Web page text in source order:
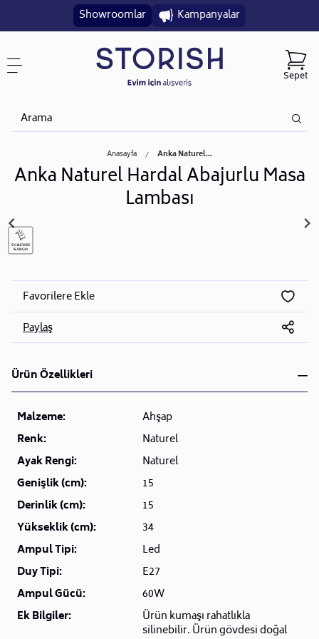
Showroomlar Kampanyalar
Sepet
Anasayfa Anka Naturel...
Anka Naturel Hardal Abajurlu Masa
Lambası
Favorilere Ekle
Paylaş
Ürün Özellikleri
Malzeme:
Ahşap
Renk:
Naturel
Ayak Rengi:
Naturel
Genişlik (cm):
15
Derinlik (cm):
15
Yükseklik (cm):
34
Ampul Tipi:
Led
Duy Tipi:
E27
Ampul Gücü:
60W
Ek Bilgiler:
Ürün kumaşı rahatlıkla
silinebilir. Ürün gövdesi doğal